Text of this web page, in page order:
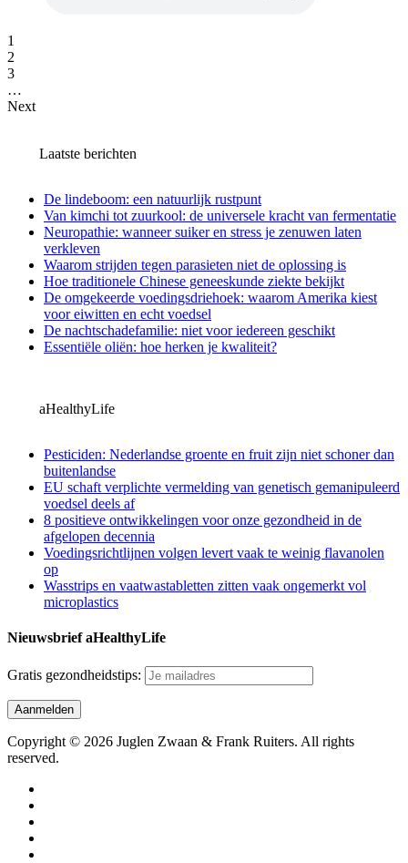
1
2
3
…
Next
Laatste berichten
De lindeboom: een natuurlijk rustpunt
Van kimchi tot zuurkool: de universele kracht van fermentatie
Neuropathie: wanneer suiker en stress je zenuwen laten
verkleven
Waarom strijden tegen parasieten niet de oplossing is
Hoe traditionele Chinese geneeskunde ziekte bekijkt
De omgekeerde voedingsdriehoek: waarom Amerika kiest
voor eiwitten en echt voedsel
De nachtschadefamilie: niet voor iedereen geschikt
Essentiële oliën: hoe herken je kwaliteit?
aHealthyLife
Pesticiden: Nederlandse groente en fruit zijn niet schoner dan
buitenlandse
EU schaft verplichte vermelding van genetisch gemanipuleerd
voedsel deels af
8 positieve ontwikkelingen voor onze gezondheid in de
afgelopen decennia
Voedingsrichtlijnen volgen levert vaak te weinig flavanolen
op
Wasstrips en vaatwastabletten zitten vaak ongemerkt vol
microplastics
Nieuwsbrief aHealthyLife
Gratis gezondheidstips:
Copyright © 2026 Juglen Zwaan & Frank Ruiters. All rights
reserved.